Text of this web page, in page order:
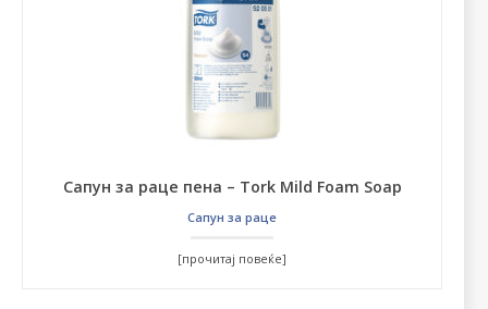
Сапун за раце пена – Tork Mild Foam Soap
Сапун за раце
[прочитај повеќе]